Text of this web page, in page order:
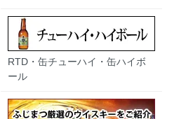
RTD・缶チューハイ・缶ハイボ
ール